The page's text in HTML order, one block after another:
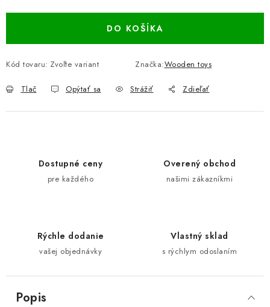
DO KOŠÍKA
Kód tovaru: Zvoľte variant Značka:Wooden toys
Tlač Opýtať sa Strážiť Zdieľať
Dostupné ceny
pre každého
Overený obchod
našimi zákazníkmi
Rýchle dodanie
vašej objednávky
Vlastný sklad
s rýchlym odoslaním
Popis